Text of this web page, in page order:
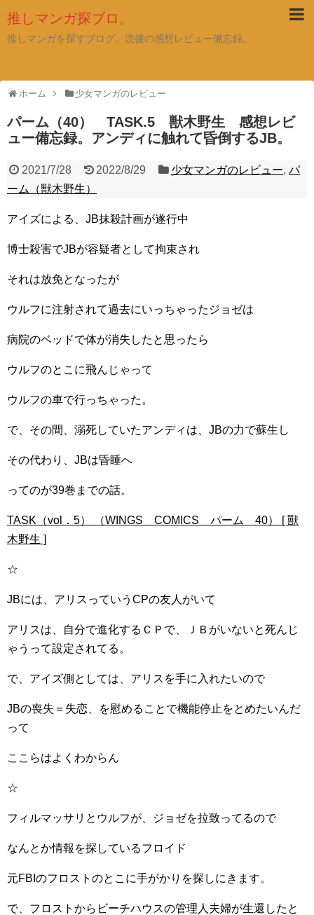
推しマンガ探ブロ。
推しマンガを探すブログ。読後の感想レビュー備忘録。
ホーム 少女マンガのレビュー
パーム（40） TASK.5 獣木野生 感想レビ
ュー備忘録。アンディに触れて昏倒するJB。
2021/7/28 2022/8/29 少女マンガのレビュー,パ
ーム（獣木野生）
アイズによる、JB抹殺計画が遂行中
博士殺害でJBが容疑者として拘束され
それは放免となったが
ウルフに注射されて過去にいっちゃったジョゼは
病院のベッドで体が消失したと思ったら
ウルフのとこに飛んじゃって
ウルフの車で行っちゃった。
で、その間、溺死していたアンディは、JBの力で蘇生し
その代わり、JBは昏睡へ
ってのが39巻までの話。
TASK（vol．5） （WINGS COMICS パーム 40） [ 獸
木野生 ]
☆
JBには、アリスっていうCPの友人がいて
アリスは、自分で進化するＣＰで、ＪＢがいないと死んじ
ゃうって設定されてる。
で、アイズ側としては、アリスを手に入れたいので
JBの喪失＝失恋、を慰めることで機能停止をとめたいんだ
って
ここらはよくわからん
☆
フィルマッサリとウルフが、ジョゼを拉致ってるので
なんとか情報を探しているフロイド
元FBIのフロストのとこに手がかりを探しにきます。
で、フロストからビーチハウスの管理人夫婦が生還したと